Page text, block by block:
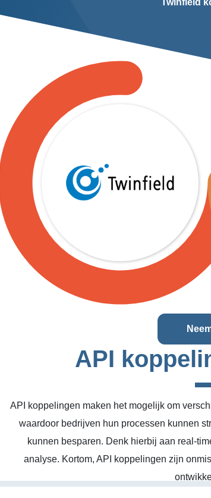
Twinfield
API
API koppelingen maken het mogelijk om
waardoor bedrijven hun processen kunnen
kunnen besparen. Denk hierbij aan real-
analyse. Kortom, API koppelingen zijn